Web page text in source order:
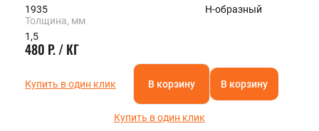
1935
Н-образный
Толщина, мм
1,5
480 Р. / КГ
Купить в один клик В корзину В корзину
Купить в один клик